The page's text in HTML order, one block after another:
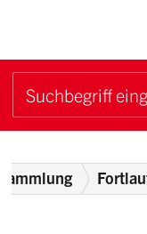
Suchbegriff